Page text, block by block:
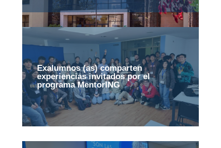
Exalumnos (as) comparten
experiencias invitados por el
programa MentorING